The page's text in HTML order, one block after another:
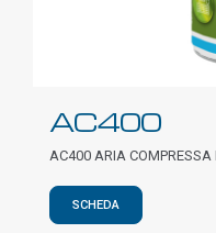
AC400
AC400 ARIA
SCHEDA